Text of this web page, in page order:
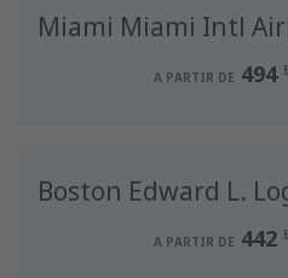
Miami Miami Intl
A PARTIR DE 494
A PARTIR DE 494 EUR
Boston Edward L.
A PARTIR DE 442